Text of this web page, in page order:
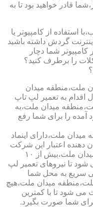
قادر خواهید بود تا به
استفاده از کامپیوتر یا
گردش داشته باشید
کامپیوتر شما دچار
را برطرف کنید؟
ملت،منطقه میدان
اقدام به تعمیر لپ تاپ
میدان ملت،به
را برای شما رفع
ملت،دارای اینماد
دهنده اعتبار این شرکت
است و همچنین در میدان ملت،منطقه میدان ملت،بیش از ۱۰
تا نیروهای تعمیر لپ
سریع به محل شما
میدان ملت،هیچ
می شود تا با کمترین
شما صورت بگیرد.